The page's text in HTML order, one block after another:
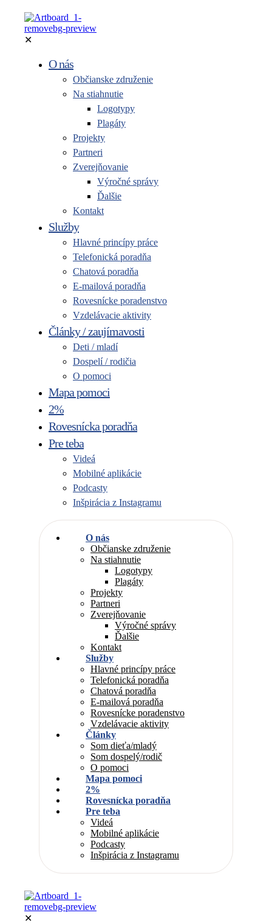
✕
O nás
Občianske združenie
Na stiahnutie
Logotypy
Plagáty
Projekty
Partneri
Zverejňovanie
Výročné správy
Ďalšie
Kontakt
Služby
Hlavné princípy práce
Telefonická poradňa
Chatová poradňa
E-mailová poradňa
Rovesnícke poradenstvo
Vzdelávacie aktivity
Články / zaujímavosti
Deti / mladí
Dospelí / rodičia
O pomoci
Mapa pomoci
2%
Rovesnícka poradňa
Pre teba
Videá
Mobilné aplikácie
Podcasty
Inšpirácia z Instagramu
O nás
Občianske združenie
Na stiahnutie
Logotypy
Plagáty
Projekty
Partneri
Zverejňovanie
Výročné správy
Ďalšie
Kontakt
Služby
Hlavné princípy práce
Telefonická poradňa
Chatová poradňa
E-mailová poradňa
Rovesnícke poradenstvo
Vzdelávacie aktivity
Články
Som dieťa/mladý
Som dospelý/rodič
O pomoci
Mapa pomoci
2%
Rovesnícka poradňa
Pre teba
Videá
Mobilné aplikácie
Podcasty
Inšpirácia z Instagramu
✕